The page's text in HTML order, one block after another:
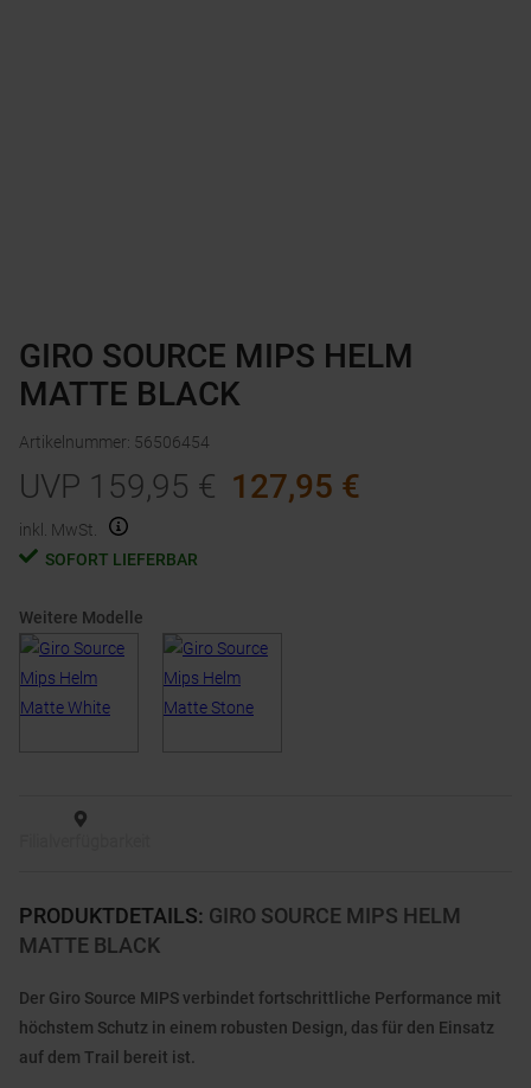
PRODUKTDETAILS: GIRO SOURCE MIPS HELM
MATTE BLACK
Der Giro Source MIPS verbindet fortschrittliche Performance mit
höchstem Schutz in einem robusten Design, das für den Einsatz
auf dem Trail bereit ist.
GIRO SOURCE MIPS HELM
MATTE BLACK
Artikelnummer: 56506454
UVP 159,95 € 127,95 €
inkl. MwSt.
SOFORT LIEFERBAR
Weitere Modelle